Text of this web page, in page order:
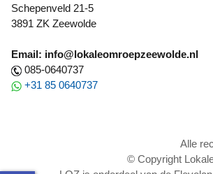
Schepenveld 21-5
3891 ZK Zeewolde
Email: info@lokaleomroepzeewolde.nl
085-0640737
+31 85 0640737
Alle
© Copyright